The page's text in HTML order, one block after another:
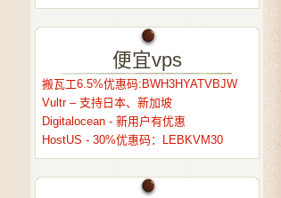
便宜vps
搬瓦工6.5%优惠码:BWH3HYATVBJW
Vultr – 支持日本、新加坡
Digitalocean - 新用户有优惠
HostUS - 30%优惠码：LEBKVM30